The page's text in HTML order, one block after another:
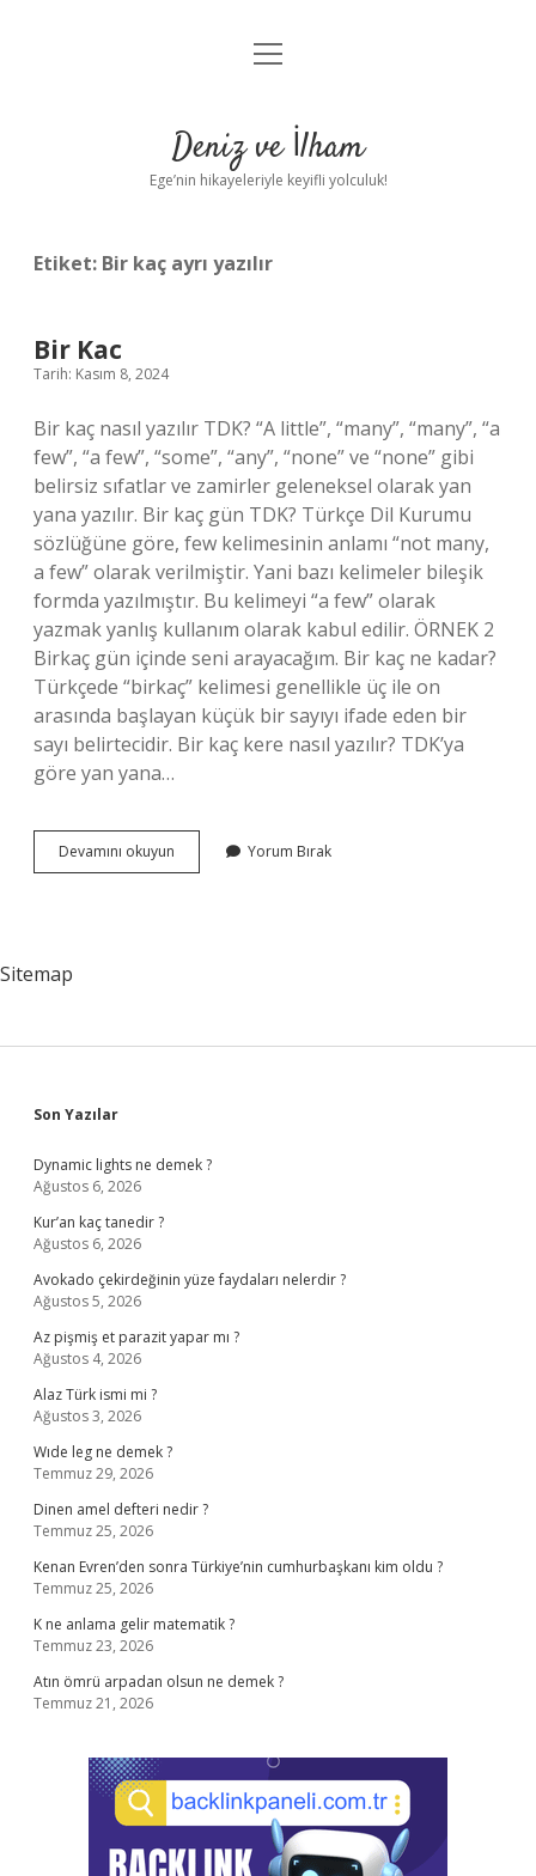
Anasayfa
Yasal Uyarı
menüyü
Deniz ve İlham
Ege’nin hikayeleriyle keyifli yolculuk!
Etiket: Bir kaç ayrı yazılır
Bir Kac
Tarih: Kasım 8, 2024
Bir kaç nasıl yazılır TDK? “A little”, “many”, “many”, “a
few”, “a few”, “some”, “any”, “none” ve “none” gibi
belirsiz sıfatlar ve zamirler geleneksel olarak yan
yana yazılır. Bir kaç gün TDK? Türkçe Dil Kurumu
sözlüğüne göre, few kelimesinin anlamı “not many,
a few” olarak verilmiştir. Yani bazı kelimeler bileşik
formda yazılmıştır. Bu kelimeyi “a few” olarak
yazmak yanlış kullanım olarak kabul edilir. ÖRNEK 2
Birkaç gün içinde seni arayacağım. Bir kaç ne kadar?
Türkçede “birkaç” kelimesi genellikle üç ile on
arasında başlayan küçük bir sayıyı ifade eden bir
sayı belirtecidir. Bir kaç kere nasıl yazılır? TDK’ya
göre yan yana…
Devamını okuyun
Kac
Yorum Bırak
Sitemap
Sidebar
Son Yazılar
Dynamic lights ne demek ?
Ağustos 6, 2026
Kur’an kaç tanedir ?
Ağustos 6, 2026
Avokado çekirdeğinin yüze faydaları nelerdir ?
Ağustos 5, 2026
Az pişmiş et parazit yapar mı ?
Ağustos 4, 2026
Alaz Türk ismi mi ?
Ağustos 3, 2026
Wıde leg ne demek ?
Temmuz 29, 2026
Dinen amel defteri nedir ?
Temmuz 25, 2026
Kenan Evren’den sonra Türkiye’nin cumhurbaşkanı kim oldu ?
Temmuz 25, 2026
K ne anlama gelir matematik ?
Temmuz 23, 2026
Atın ömrü arpadan olsun ne demek ?
Temmuz 21, 2026